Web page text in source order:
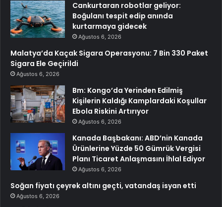
Cankurtaran robotlar geliyor:
Boğulanı tespit edip anında
kurtarmaya gidecek
Ağustos 6, 2026
Malatya’da Kaçak Sigara Operasyonu: 7 Bin 330 Paket
Sigara Ele Geçirildi
Ağustos 6, 2026
Bm: Kongo’da Yerinden Edilmiş
Kişilerin Kaldığı Kamplardaki Koşullar
Ebola Riskini Artırıyor
Ağustos 6, 2026
Kanada Başbakanı: ABD’nin Kanada
Ürünlerine Yüzde 50 Gümrük Vergisi
Planı Ticaret Anlaşmasını İhlal Ediyor
Ağustos 6, 2026
Soğan fiyatı çeyrek altını geçti, vatandaş isyan etti
Ağustos 6, 2026